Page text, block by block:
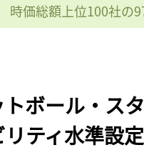
時価総額上位100社の
トボール・ス
ティ水準設定